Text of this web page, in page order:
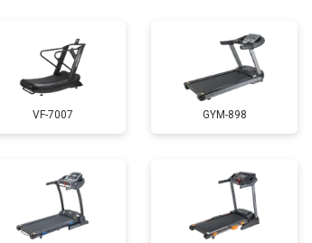
от 50 мин
от 60 мин
от 40 мин
VF-7007 GYM-898